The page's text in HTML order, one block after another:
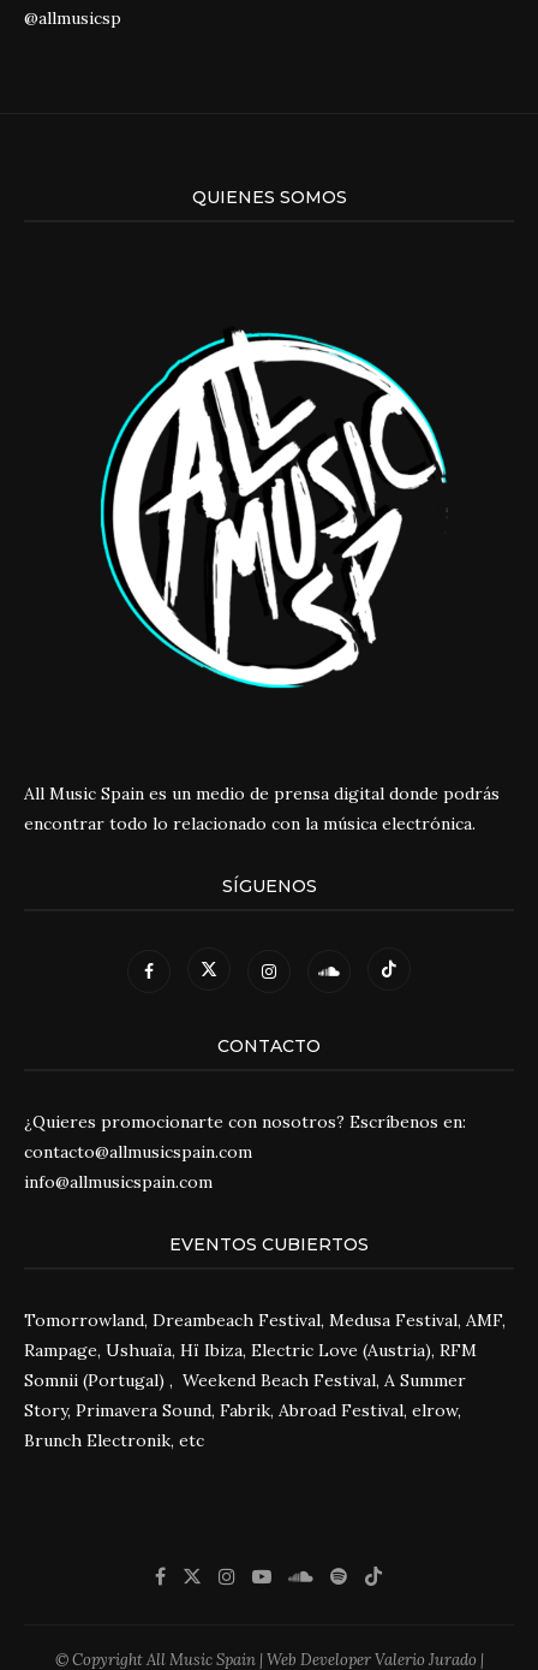
@allmusicsp
QUIENES SOMOS
All Music Spain es un medio de prensa digital donde podrás
encontrar todo lo relacionado con la música electrónica.
SÍGUENOS
CONTACTO
¿Quieres promocionarte con nosotros? Escríbenos en:
contacto@allmusicspain.com
info@allmusicspain.com
EVENTOS CUBIERTOS
Tomorrowland, Dreambeach Festival, Medusa Festival, AMF,
Rampage, Ushuaïa, Hï Ibiza, Electric Love (Austria), RFM
Somnii (Portugal) , Weekend Beach Festival, A Summer
Story, Primavera Sound, Fabrik, Abroad Festival, elrow,
Brunch Electronik, etc
© Copyright All Music Spain | Web Developer Valerio Jurado |